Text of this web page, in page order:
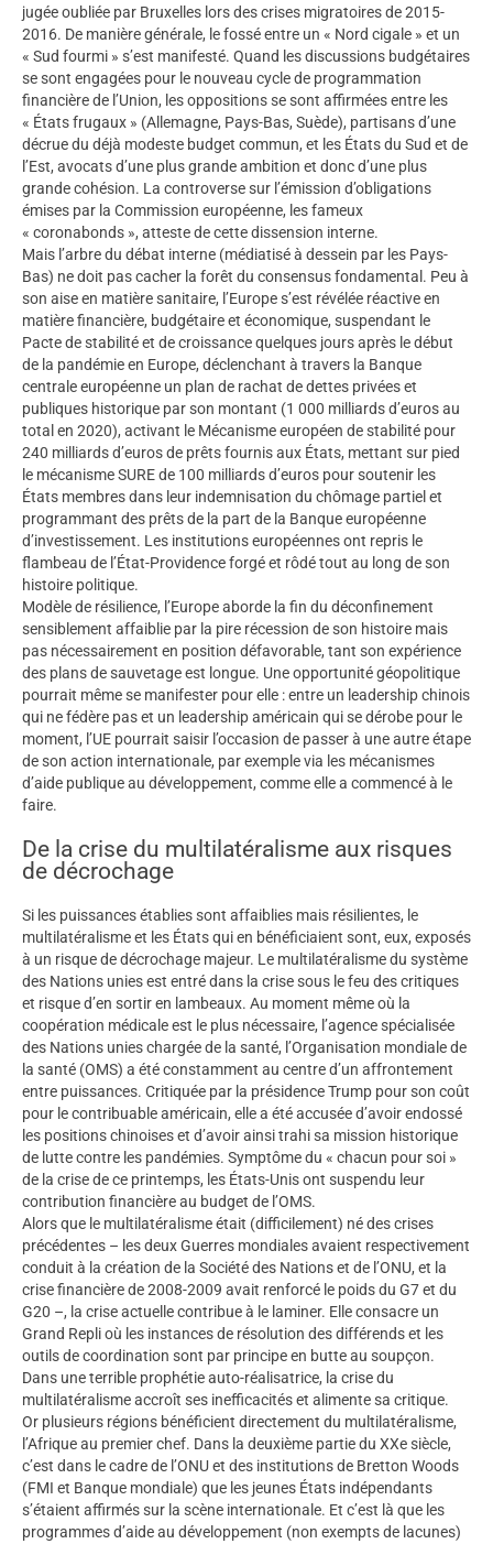
jugée oubliée par Bruxelles lors des crises migratoires de 2015-
2016. De manière générale, le fossé entre un « Nord cigale » et un
« Sud fourmi » s’est manifesté. Quand les discussions budgétaires
se sont engagées pour le nouveau cycle de programmation
financière de l’Union, les oppositions se sont affirmées entre les
« États frugaux » (Allemagne, Pays-Bas, Suède), partisans d’une
décrue du déjà modeste budget commun, et les États du Sud et de
l’Est, avocats d’une plus grande ambition et donc d’une plus
grande cohésion. La controverse sur l’émission d’obligations
émises par la Commission européenne, les fameux
« coronabonds », atteste de cette dissension interne.
Mais l’arbre du débat interne (médiatisé à dessein par les Pays-
Bas) ne doit pas cacher la forêt du consensus fondamental. Peu à
son aise en matière sanitaire, l’Europe s’est révélée réactive en
matière financière, budgétaire et économique, suspendant le
Pacte de stabilité et de croissance quelques jours après le début
de la pandémie en Europe, déclenchant à travers la Banque
centrale européenne un plan de rachat de dettes privées et
publiques historique par son montant (1 000 milliards d’euros au
total en 2020), activant le Mécanisme européen de stabilité pour
240 milliards d’euros de prêts fournis aux États, mettant sur pied
le mécanisme SURE de 100 milliards d’euros pour soutenir les
États membres dans leur indemnisation du chômage partiel et
programmant des prêts de la part de la Banque européenne
d’investissement. Les institutions européennes ont repris le
flambeau de l’État-Providence forgé et rôdé tout au long de son
histoire politique.
Modèle de résilience, l’Europe aborde la fin du déconfinement
sensiblement affaiblie par la pire récession de son histoire mais
pas nécessairement en position défavorable, tant son expérience
des plans de sauvetage est longue. Une opportunité géopolitique
pourrait même se manifester pour elle : entre un leadership chinois
qui ne fédère pas et un leadership américain qui se dérobe pour le
moment, l’UE pourrait saisir l’occasion de passer à une autre étape
de son action internationale, par exemple via les mécanismes
d’aide publique au développement, comme elle a commencé à le
faire.
De la crise du multilatéralisme aux risques
de décrochage
Si les puissances établies sont affaiblies mais résilientes, le
multilatéralisme et les États qui en bénéficiaient sont, eux, exposés
à un risque de décrochage majeur. Le multilatéralisme du système
des Nations unies est entré dans la crise sous le feu des critiques
et risque d’en sortir en lambeaux. Au moment même où la
coopération médicale est le plus nécessaire, l’agence spécialisée
des Nations unies chargée de la santé, l’Organisation mondiale de
la santé (OMS) a été constamment au centre d’un affrontement
entre puissances. Critiquée par la présidence Trump pour son coût
pour le contribuable américain, elle a été accusée d’avoir endossé
les positions chinoises et d’avoir ainsi trahi sa mission historique
de lutte contre les pandémies. Symptôme du « chacun pour soi »
de la crise de ce printemps, les États-Unis ont suspendu leur
contribution financière au budget de l’OMS.
Alors que le multilatéralisme était (difficilement) né des crises
précédentes – les deux Guerres mondiales avaient respectivement
conduit à la création de la Société des Nations et de l’ONU, et la
crise financière de 2008-2009 avait renforcé le poids du G7 et du
G20 –, la crise actuelle contribue à le laminer. Elle consacre un
Grand Repli où les instances de résolution des différends et les
outils de coordination sont par principe en butte au soupçon.
Dans une terrible prophétie auto-réalisatrice, la crise du
multilatéralisme accroît ses inefficacités et alimente sa critique.
Or plusieurs régions bénéficient directement du multilatéralisme,
l’Afrique au premier chef. Dans la deuxième partie du XXe siècle,
c’est dans le cadre de l’ONU et des institutions de Bretton Woods
(FMI et Banque mondiale) que les jeunes États indépendants
s’étaient affirmés sur la scène internationale. Et c’est là que les
programmes d’aide au développement (non exempts de lacunes)